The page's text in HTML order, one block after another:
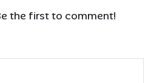
the first to comment!